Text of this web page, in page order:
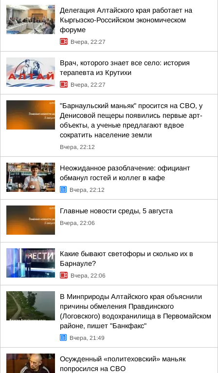
Делегация Алтайского края работает на
Кыргызско-Российском экономическом
форуме
Вчера, 22:27
Врач, которого знает все село: история
терапевта из Крутихи
Вчера, 22:27
"Барнаульский маньяк" просится на СВО, у
Денисовой пещеры появились первые арт-
объекты, а ученые предлагают вдвое
сократить население земли
Вчера, 22:12
Неожиданное разоблачение: официант
обманул гостей и коллег в кафе
Вчера, 22:12
Главные новости среды, 5 августа
Вчера, 22:06
Какие бывают светофоры и сколько их в
Барнауле?
Вчера, 22:06
В Минприроды Алтайского края объяснили
причины обмеления Правдинского
(Логовского) водохранилища в Первомайском
районе, пишет "Банкфакс"
Вчера, 21:49
Осужденный «политеховский» маньяк
попросился на СВО